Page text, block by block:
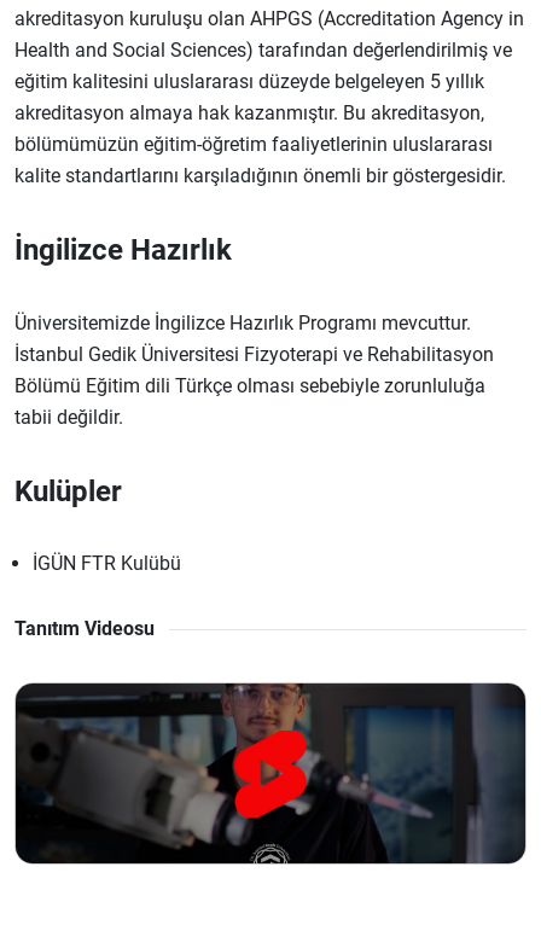
akreditasyon kuruluşu olan AHPGS (Accreditation Agency in
Health and Social Sciences) tarafından değerlendirilmiş ve
eğitim kalitesini uluslararası düzeyde belgeleyen 5 yıllık
akreditasyon almaya hak kazanmıştır. Bu akreditasyon,
bölümümüzün eğitim-öğretim faaliyetlerinin uluslararası
kalite standartlarını karşıladığının önemli bir göstergesidir.
İngilizce Hazırlık
Üniversitemizde İngilizce Hazırlık Programı mevcuttur.
İstanbul Gedik Üniversitesi Fizyoterapi ve Rehabilitasyon
Bölümü Eğitim dili Türkçe olması sebebiyle zorunluluğa
tabii değildir.
Kulüpler
İGÜN FTR Kulübü
Tanıtım Videosu